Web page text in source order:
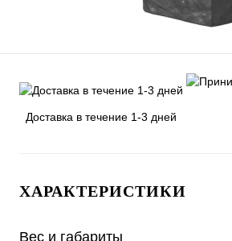
Доставка в течение 1-3 дней
ХАРАКТЕРИСТИКИ
Вес и габариты